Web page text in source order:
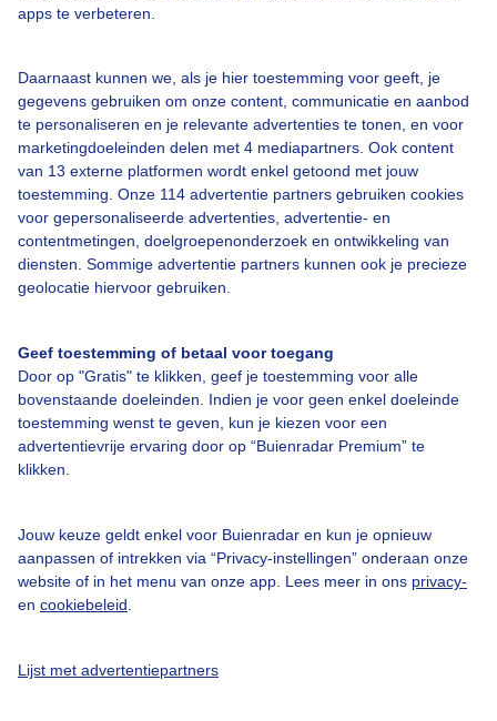
apps te verbeteren.
Daarnaast kunnen we, als je hier toestemming voor geeft, je
gegevens gebruiken om onze content, communicatie en aanbod
te personaliseren en je relevante advertenties te tonen, en voor
marketingdoeleinden delen met 4 mediapartners. Ook content
van 13 externe platformen wordt enkel getoond met jouw
toestemming. Onze 114 advertentie partners gebruiken cookies
voor gepersonaliseerde advertenties, advertentie- en
contentmetingen, doelgroepenonderzoek en ontwikkeling van
diensten. Sommige advertentie partners kunnen ook je precieze
geolocatie hiervoor gebruiken.
Geef toestemming of betaal voor toegang
Door op "Gratis" te klikken, geef je toestemming voor alle
bovenstaande doeleinden. Indien je voor geen enkel doeleinde
toestemming wenst te geven, kun je kiezen voor een
advertentievrije ervaring door op “Buienradar Premium” te
klikken.
Jouw keuze geldt enkel voor Buienradar en kun je opnieuw
aanpassen of intrekken via “Privacy-instellingen” onderaan onze
website of in het menu van onze app. Lees meer in ons privacy-
en cookiebeleid
Lijst met advertentiepartners
Over Buienradar
Bedrijfsgegevens
Veelgestelde vragen
Contact
Gebruikersvoorwaarden
Adverteren
Buienradar Team
Privacy beleid
Privacy instellingen
Gratis weerdata
Buienradar